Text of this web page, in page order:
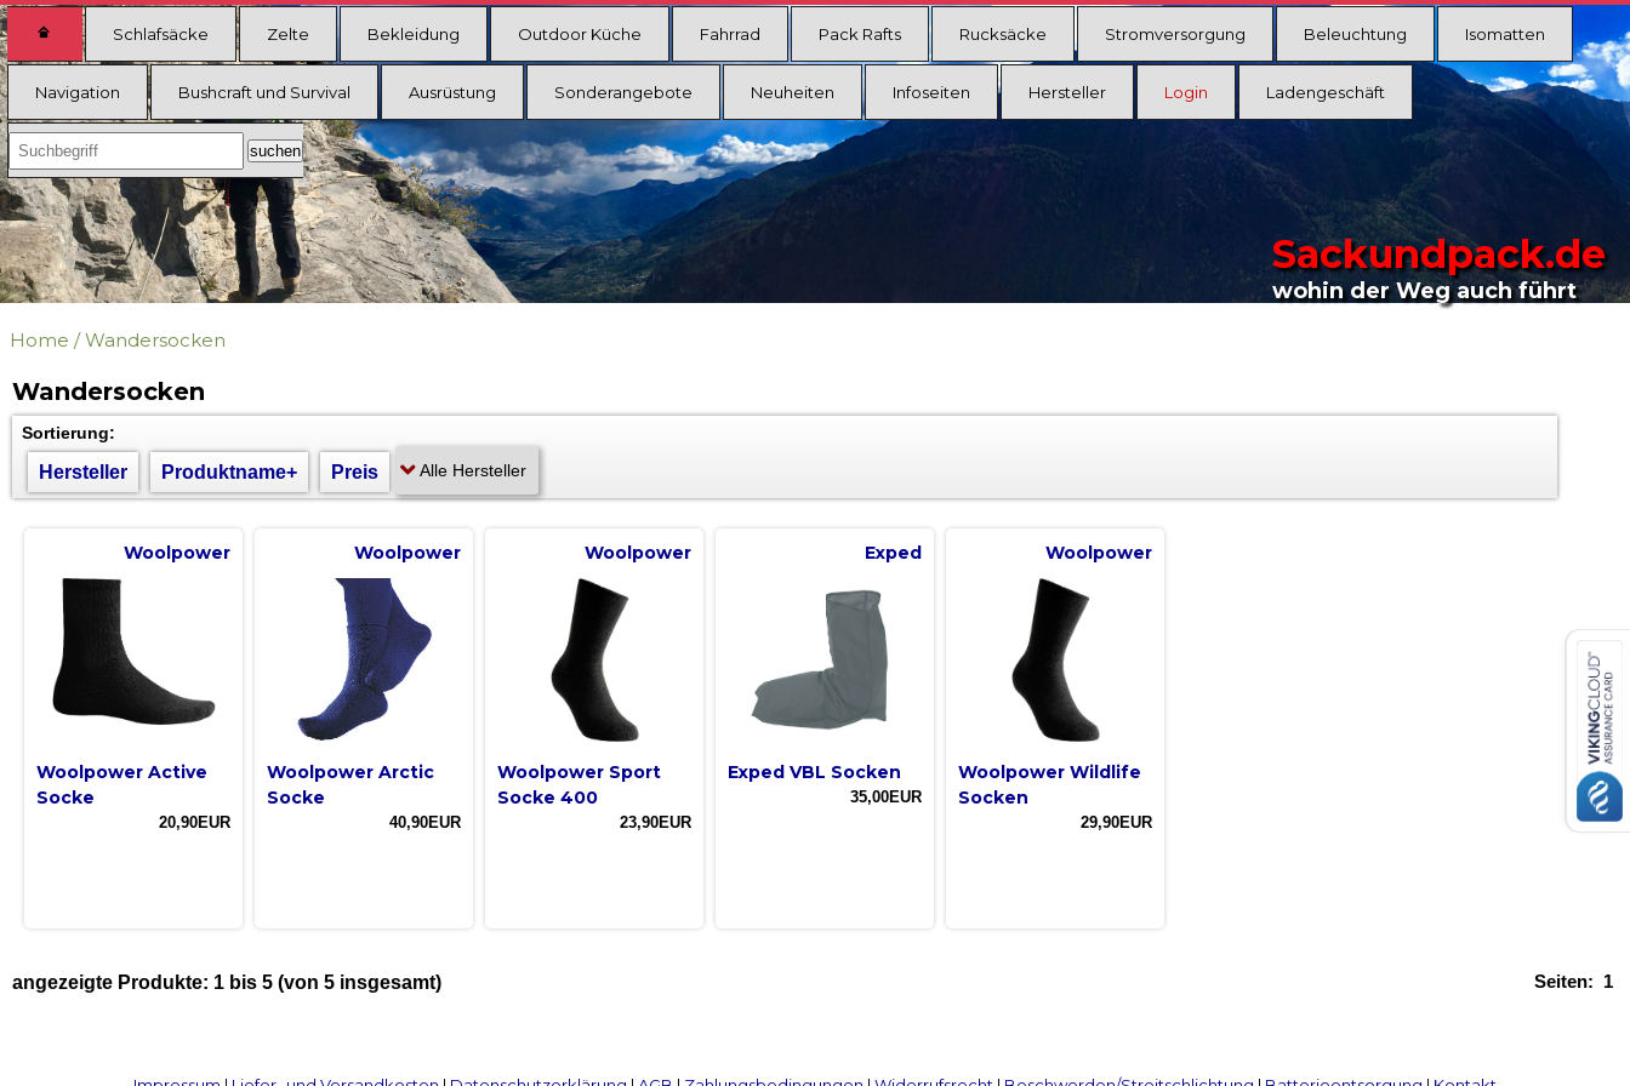
Schlafsäcke Zelte Bekleidung Outdoor Küche Fahrrad Pack Rafts Rucksäcke Stromversorgung Beleuchtung Isomatten
Navigation Bushcraft und Survival Ausrüstung Sonderangebote Neuheiten Infoseiten Hersteller Login Ladengeschäft
Sackundpack.de
wohin der Weg auch führt
Home /Wandersocken
Wandersocken
Sortierung:
Hersteller Produktname+ Preis
Woolpower
Woolpower Active
Socke
20,90EUR
Woolpower
Woolpower Arctic
Socke
40,90EUR
Woolpower
Woolpower Sport
Socke 400
23,90EUR
Exped
Exped VBL Socken
35,00EUR
Woolpower
Woolpower Wildlife
Socken
29,90EUR
Seiten: 1
angezeigte Produkte: 1 bis 5 (von 5 insgesamt)